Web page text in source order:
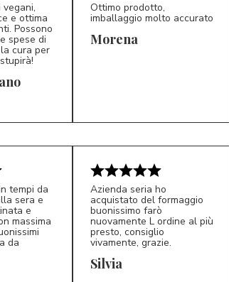
5/5
e ottima
Possono
spese di
cura per
Ottimo prodotto,
imballaggio molto accurato
Morena
tempi da
sera e
e
massima
da
S*
Azienda seria ho
acquistato del formaggio
buonissimo farò
nuovamente L ordine al più
presto, consiglio
vivamente, grazie.
Silvia